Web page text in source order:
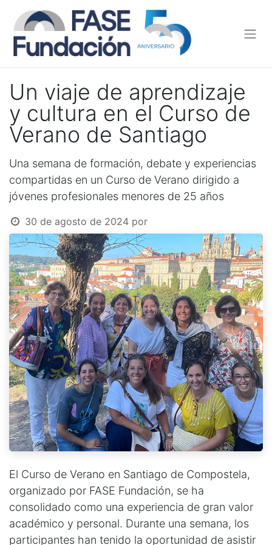
Un viaje de aprendizaje
y cultura en el Curso de
Verano de Santiago
Una semana de formación, debate y experiencias
compartidas en un Curso de Verano dirigido a
jóvenes profesionales menores de 25 años
30 de agosto de 2024 por
El Curso de Verano en Santiago de Compostela,
organizado por FASE Fundación, se ha
consolidado como una experiencia de gran valor
académico y personal. Durante una semana, los
participantes han tenido la oportunidad de asistir